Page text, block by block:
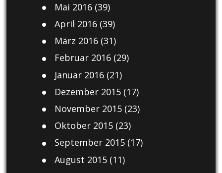
Mai 2016(39)
April 2016(39)
März 2016(31)
Februar 2016(29)
Januar 2016(21)
Dezember 2015(17)
November 2015(23)
Oktober 2015(23)
September 2015(17)
August 2015(11)